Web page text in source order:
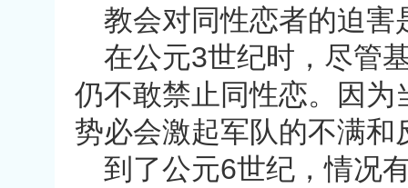
教会对同性恋者的迫害
在公元3世纪时，尽管
仍不敢禁止同性恋。因
势必会激起军队的不满
到了公元6世纪，情况